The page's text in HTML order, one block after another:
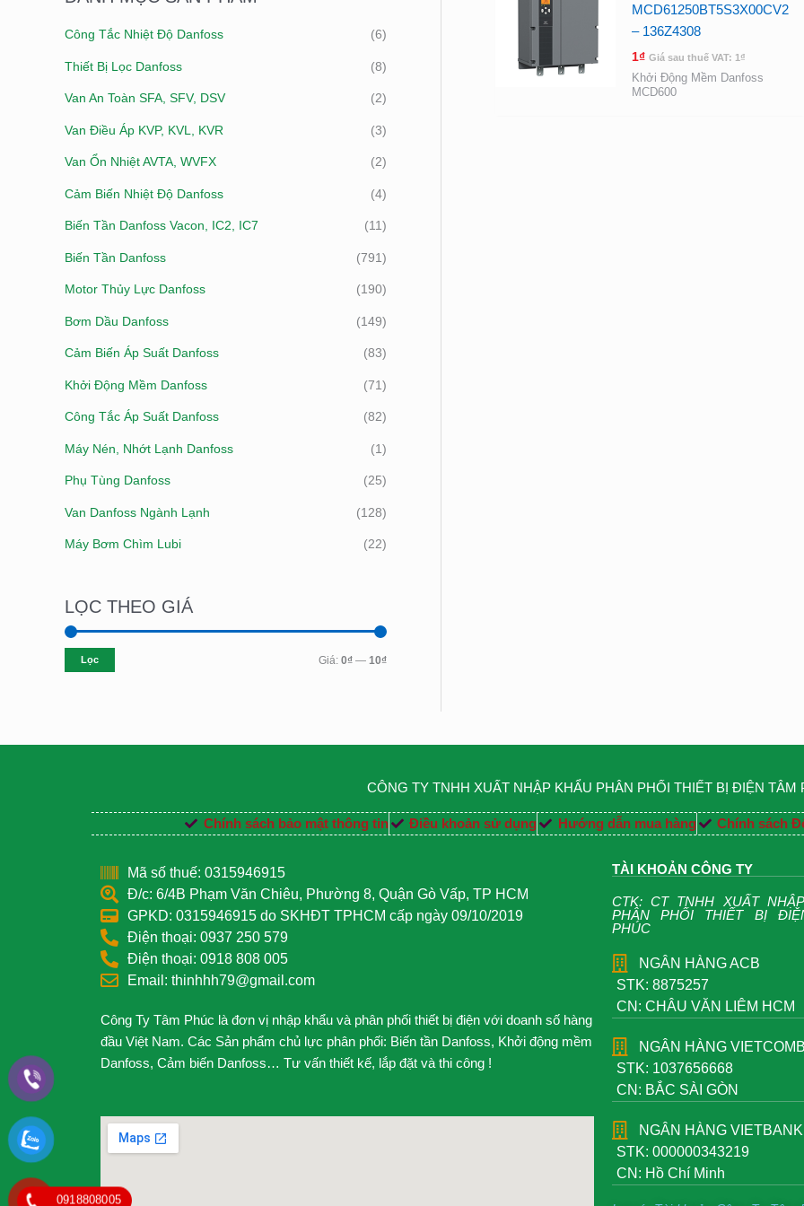
Ế
M
:
Công Tắc Nhiệt Độ Danfoss (6)
Thiết Bị Lọc Danfoss (8)
Van An Toàn SFA, SFV, DSV (2)
Van Điều Áp KVP, KVL, KVR (3)
Van Ổn Nhiệt AVTA, WVFX (2)
Cảm Biến Nhiệt Độ Danfoss (4)
Biến Tần Danfoss Vacon, IC2, IC7 (11)
Biến Tần Danfoss (791)
Motor Thủy Lực Danfoss (190)
Bơm Dầu Danfoss (149)
Cảm Biến Áp Suất Danfoss (83)
Khởi Động Mềm Danfoss (71)
Công Tắc Áp Suất Danfoss (82)
Máy Nén, Nhớt Lạnh Danfoss (1)
Phụ Tùng Danfoss (25)
Van Danfoss Ngành Lạnh (128)
Máy Bơm Chìm Lubi (22)
LỌC THEO GIÁ
Lọc Giá: 0₫ — 10₫
MCD61250BT5S3X00CV2
– 136Z4308
1₫ Giá sau thuế VAT: 1 ₫
Khởi Động Mềm Danfoss
MCD600
CÔNG TY TNHH XUẤT NHẬP KHẨU PHÂN PHỐI THIẾT BỊ ĐIỆN TÂM
Chính sách bảo mật thông tin Điều khoản sử dụng Hướng dẫn mua hàng Chính sách
Mã số thuế: 0315946915
Đ/c: 6/4B Phạm Văn Chiêu, Phường 8, Quận Gò Vấp, TP HCM
GPKD: 0315946915 do SKHĐT TPHCM cấp ngày 09/10/2019
Điện thoại: 0937 250 579
Điện thoại: 0918 808 005
Email: thinhhh79@gmail.com
Công Ty Tâm Phúc là đơn vị nhập khẩu và phân phối thiết bị điện với doanh số hàng
đầu Việt Nam. Các Sản phẩm chủ lực phân phối: Biến tần Danfoss, Khởi động mềm
Danfoss, Cảm biến Danfoss… Tư vấn thiết kế, lắp đặt và thi công !
TÀI KHOẢN CÔNG TY
CTK: CT TNHH XUẤT
PHÂN PHỐI THIẾT BỊ
PHÚC
NGÂN HÀNG ACB
STK: 8875257
CN: CHÂU VĂN LIÊM HCM
NGÂN HÀNG
STK: 1037656668
CN: BẮC SÀI GÒN
NGÂN HÀNG VIETBANK
STK: 000000343219
CN: Hồ Chí Minh
0918808005